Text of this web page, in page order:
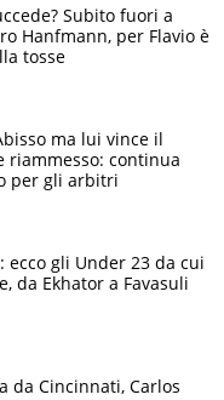
Subito fuori a
Hanfmann, per Flavio è
tosse
ma lui vince il
riammesso: continua
per gli arbitri
ecco gli Under 23 da cui
da Ekhator a Favasuli
da Cincinnati, Carlos